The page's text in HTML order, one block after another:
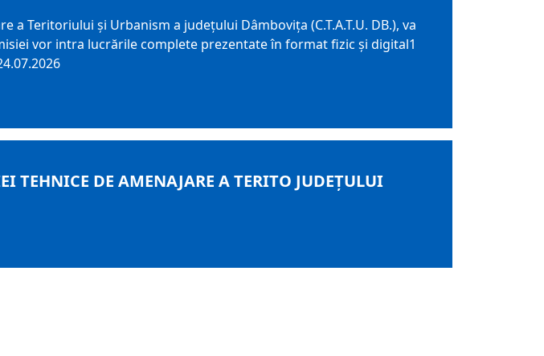
Teritoriului și Urbanism a județului Dâmbovița (C.T.A.T.U. DB.), va
vor intra lucrările complete prezentate în format fizic și digital1
TEHNICE DE AMENAJARE A TERITO JUDEŢULUI